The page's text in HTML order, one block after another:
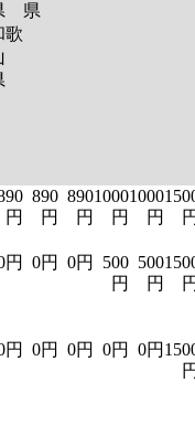
歌
県
円
890
円
890
円
1000
円
1000
円
円 0円 0円
500
円
500
円
円 0円 0円 0円 0円